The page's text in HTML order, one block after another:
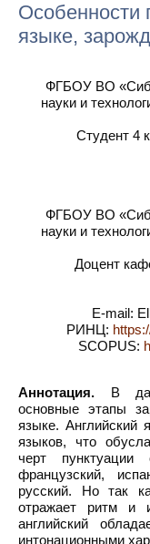
Особенности
языке,
ФГБОУ ВО
науки и
Студент 4
ФГБОУ ВО
науки и
Доцент
E-mail:
РИНЦ:
SCOPUS:
Аннотация. В
основные этапы
языке. Английский
языков, что
черт
французский,
русский. Но так
отражает ритм и
английский
интонационными